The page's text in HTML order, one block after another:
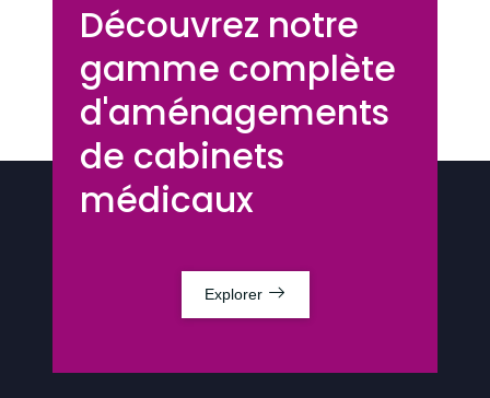
Découvrez notre
gamme complète
d'aménagements
de cabinets
médicaux
Explorer